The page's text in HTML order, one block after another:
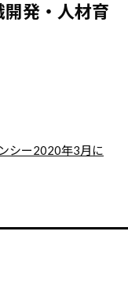
開発・人材育
シー2020年3月に